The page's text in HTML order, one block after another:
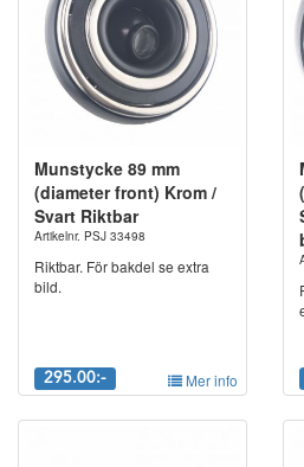
Munstycke 89 mm
(diameter front) Krom /
Svart Riktbar
Artikelnr. PSJ 33498
Riktbar. För bakdel se extra
bild.
295.00:- Mer info